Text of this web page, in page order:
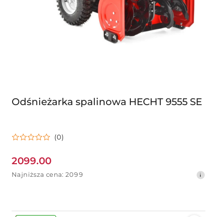
Odśnieżarka spalinowa HECHT 9555 SE
(0)
Cena
promocyjna:
2099.00
Najniższa
Najniższa cena: 2099